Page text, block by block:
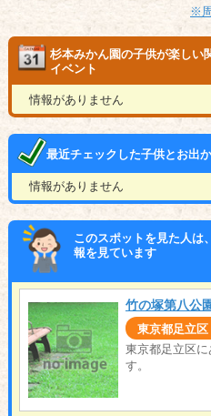
※
杉本みかん園の子供が楽しい
イベント
情報がありません
最近チェックした子供とお出
情報がありません
このスポットを見た人は
報を見ています
竹の塚第八公
東京都足立区
東京都足立区
す。